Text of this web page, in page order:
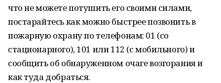
что не можете потушить его своими силами,
постарайтесь как можно быстрее позвонить в
пожарную охрану по телефонам: 01 (со
стационарного), 101 или 112 (с мобильного) и
сообщить об обнаруженном очаге возгорания и
как туда добраться.